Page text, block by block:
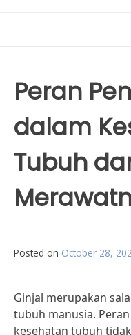
Peran
dalam
Tubuh
Posted on October 28,
Ginjal merupakan
tubuh manusia.
kesehatan tubuh